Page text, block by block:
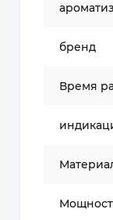
бренд
Время